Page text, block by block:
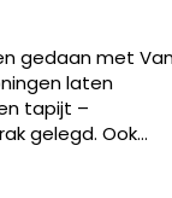
gedaan met
laten
tapijt –
gelegd. Ook
geholpen,